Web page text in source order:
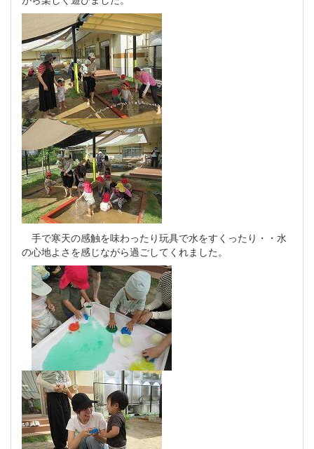
手で寒天の感触を味わったり玩具で水をすくったり・・水
の心地よさを感じながら過ごしてくれました。